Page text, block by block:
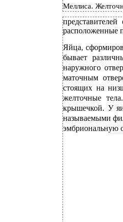
Меллиса.
расположенные
Яйца,
бывает
наружного
маточным
стоящих на
желточные
крышечкой. У
называемыми
эмбриональную